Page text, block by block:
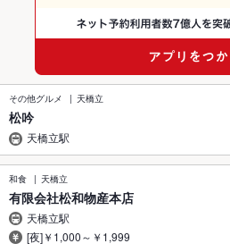
その他グルメ 天橋立
松吟
天橋立駅
和食 天橋立
有限会社松和物産本店
天橋立駅
[夜]￥1,000～￥1,999